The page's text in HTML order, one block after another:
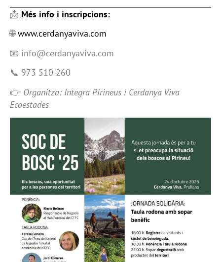
📩 Més info i inscripcions:
🌐www.cerdanyaviva.com
📧 info@cerdanyaviva.com
📞 973 510 260
👉 Organitza: Integra Pirineus i Cerdanya Viva
Ecoestades